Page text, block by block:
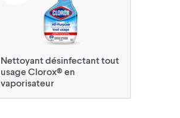
Nettoyant désinfectant tout
usage Clorox® en
vaporisateur